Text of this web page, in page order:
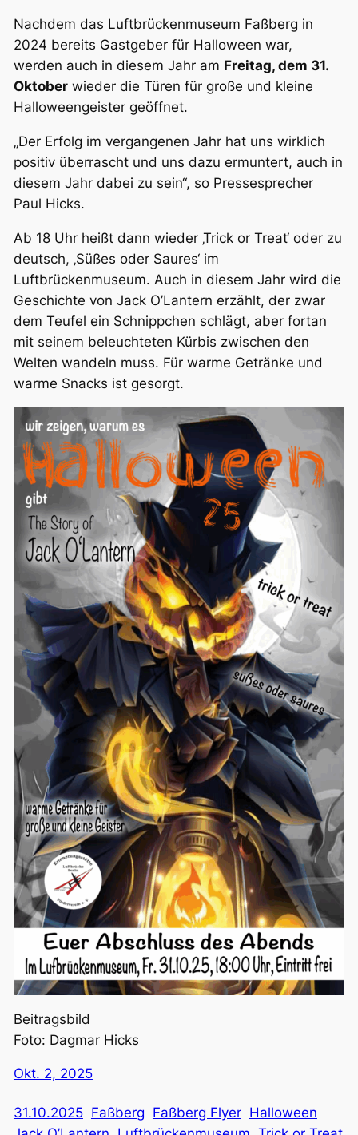
Nachdem das Luftbrückenmuseum Faßberg in
2024 bereits Gastgeber für Halloween war,
werden auch in diesem Jahr am Freitag, dem 31.
Oktoberwieder die Türen für große und kleine
Halloweengeister geöffnet.
„Der Erfolg im vergangenen Jahr hat uns wirklich
positiv überrascht und uns dazu ermuntert, auch in
diesem Jahr dabei zu sein“, so Pressesprecher
Paul Hicks.
Ab 18 Uhr heißt dann wieder ‚Trick or Treat‘oder zu
deutsch, ‚Süßes oder Saures‘im
Luftbrückenmuseum. Auch in diesem Jahr wird die
Geschichte von Jack O’Lantern erzählt, der zwar
dem Teufel ein Schnippchen schlägt, aber fortan
mit seinem beleuchteten Kürbis zwischen den
Welten wandeln muss. Für warme Getränke und
warme Snacks ist gesorgt.
Beitragsbild
Foto: Dagmar Hicks
Okt. 2, 2025
31.10.2025 Faßberg Faßberg Flyer Halloween